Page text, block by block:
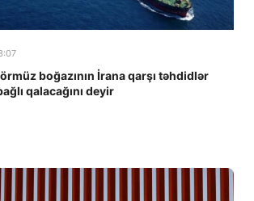
boğazının İrana qarşı təhdidlər
qalacağını deyir